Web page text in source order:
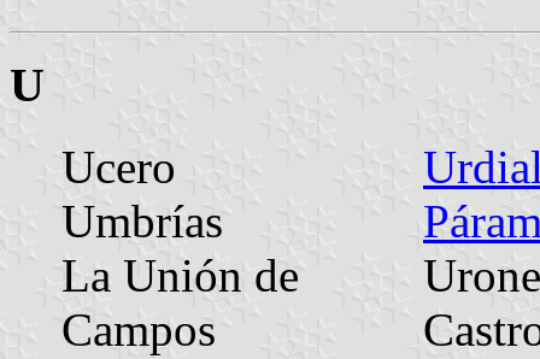
U
Ucero
Umbrías
La Unión de
Campos